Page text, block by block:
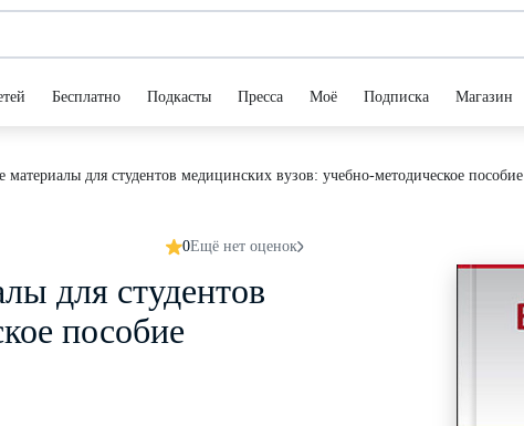
Бесплатно Подкасты Пресса Моё Подписка Магазин
материалы для студентов медицинских вузов: учебно-методическое пособие
0Ещё нет оценок
для студентов
пособие